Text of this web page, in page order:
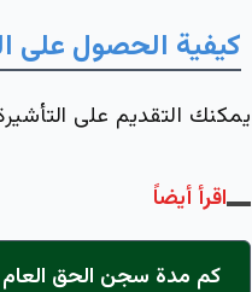
كيفية الحصول على
يمكنك التقديم على
اقرأ أيضاً
كم مدة سجن الحق